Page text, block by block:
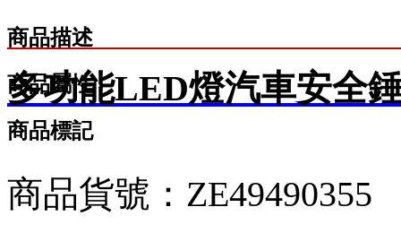
商品描述
商品屬性
商品標記
多功能LED燈汽車安全
商品貨號：ZE49490355